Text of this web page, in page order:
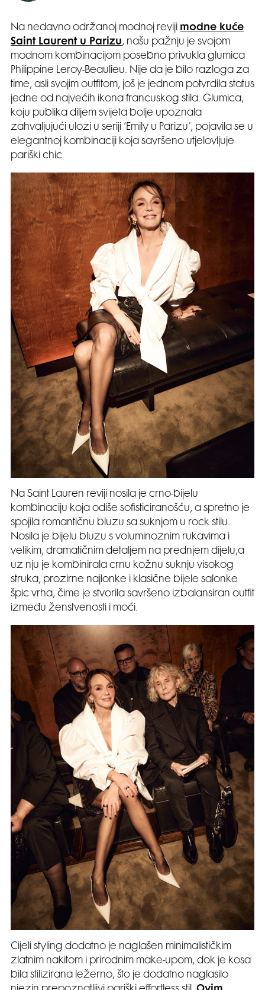
Na nedavno održanoj modnoj reviji modne kuće
Saint Laurent u Parizu, našu pažnju je svojom
modnom kombinacijom posebno privukla glumica
Philippine Leroy-Beaulieu. Nije da je bilo razloga za
time, asli svojim outfitom, još je jednom potvrdila status
jedne od najvećih ikona francuskog stila. Glumica,
koju publika diljem svijeta bolje upoznala
zahvaljujući ulozi u seriji ‘Emily u Parizu’, pojavila se u
elegantnoj kombinaciji koja savršeno utjelovljuje
pariški chic.
Na Saint Lauren reviji nosila je crno-bijelu
kombinaciju koja odiše sofisticiranošću, a spretno je
spojila romantičnu bluzu sa suknjom u rock stilu.
Nosila je bijelu bluzu s voluminoznim rukavima i
velikim, dramatičnim detaljem na prednjem dijelu,a
uz nju je kombinirala crnu kožnu suknju visokog
struka, prozirne najlonke i klasične bijele salonke
špic vrha, čime je stvorila savršeno izbalansiran outfit
između ženstvenosti i moći.
Cijeli styling dodatno je naglašen minimalističkim
zlatnim nakitom i prirodnim make-upom, dok je kosa
bila stilizirana ležerno, što je dodatno naglasilo